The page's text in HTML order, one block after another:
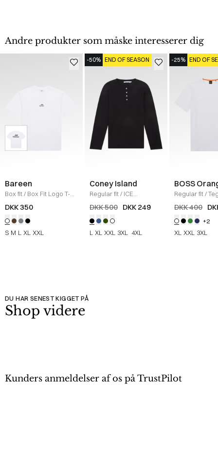
Andre produkter som måske interesserer dig
Bareen
Box fit/ Box Fit Logo T-
shirt /WHITE
DKK 350
S M L XL XXL
-50% END OF SEASON
Coney Island
Regular fit/ ICE
Sweatshirt
/BLACK
DKK 500 DKK 249
L XL XXL 3XL 4XL
-25% END OF
BOSS
Regular fit/
Shirt
HVID
DKK 400
+2
XL XXL 3XL
DU HAR SENEST KIGGET PÅ
Shop videre
Kunders anmeldelser af os på TrustPilot